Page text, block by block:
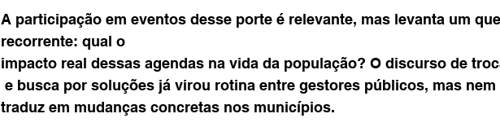
A participação em eventos desse porte é relevante, mas levanta um
recorrente: qual o
impacto real dessas agendas na vida da população? O discurso de
traduz em mudanças concretas nos municípios.